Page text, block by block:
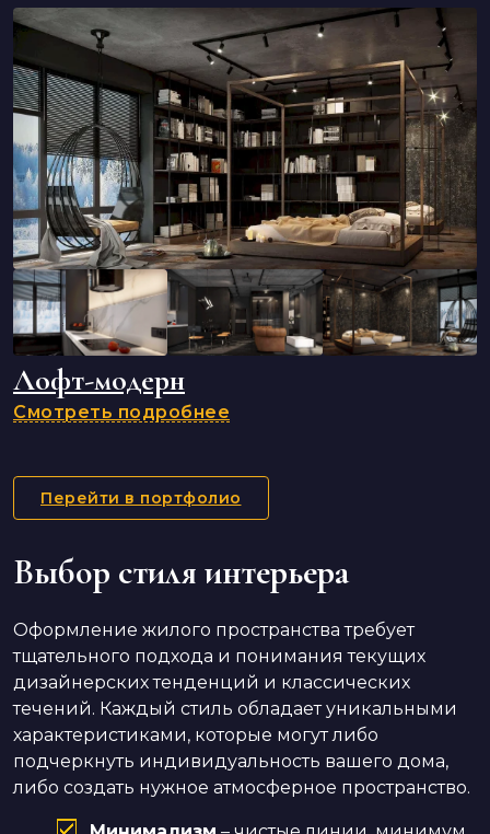
Лофт-модерн
Смотреть подробнее
Перейти в портфолио
Выбор стиля интерьера
Оформление жилого пространства требует
тщательного подхода и понимания текущих
дизайнерских тенденций и классических
течений. Каждый стиль обладает уникальными
характеристиками, которые могут либо
подчеркнуть индивидуальность вашего дома,
либо создать нужное атмосферное пространство.